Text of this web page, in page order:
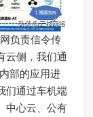
负责信令传
云侧，我们通
部的应用进
们通过车机端
中心云、公有